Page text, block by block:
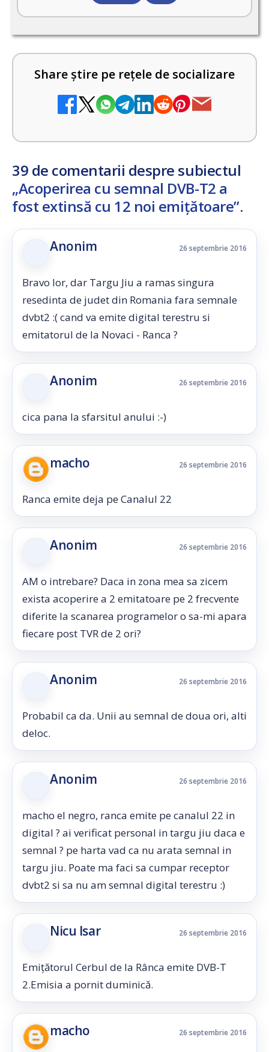
Share știre pe rețele de socializare
39 de comentarii despre subiectul
„Acoperirea cu semnal DVB-T2 a
fost extinsă cu 12 noi emițătoare”.
Anonim 26 septembrie 2016
Bravo lor, dar Targu Jiu a ramas singura
resedinta de judet din Romania fara semnale
dvbt2 :( cand va emite digital terestru si
emitatorul de la Novaci - Ranca ?
Anonim 26 septembrie 2016
cica pana la sfarsitul anului :-)
macho 26 septembrie 2016
Ranca emite deja pe Canalul 22
Anonim 26 septembrie 2016
AM o intrebare? Daca in zona mea sa zicem
exista acoperire a 2 emitatoare pe 2 frecvente
diferite la scanarea programelor o sa-mi apara
fiecare post TVR de 2 ori?
Anonim 26 septembrie 2016
Probabil ca da. Unii au semnal de doua ori, alti
deloc.
Anonim 26 septembrie 2016
macho el negro, ranca emite pe canalul 22 in
digital ? ai verificat personal in targu jiu daca e
semnal ? pe harta vad ca nu arata semnal in
targu jiu. Poate ma faci sa cumpar receptor
dvbt2 si sa nu am semnal digital terestru :)
Nicu Isar 26 septembrie 2016
Emițătorul Cerbul de la Rânca emite DVB-T
2.Emisia a pornit duminică.
macho 26 septembrie 2016